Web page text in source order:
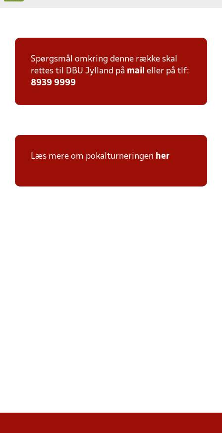
Spørgsmål omkring denne række skal
rettes til DBU Jylland på mail eller på tlf:
8939 9999
Læs mere om pokalturneringen her